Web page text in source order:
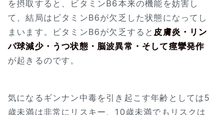
を摂取すると、ビタミンB6本来の機能を妨害し
て、結局はビタミンB6が欠乏した状態になってし
まいます。ビタミンB6が欠乏すると 皮膚炎・リン
パ球減少・うつ状態・脳波異常・そして痙攣発作
が起きるのです。
気になるギンナン中毒を引き起こす年齢としては5
歳未満は非常にリスキー、10歳未満でもリスクは